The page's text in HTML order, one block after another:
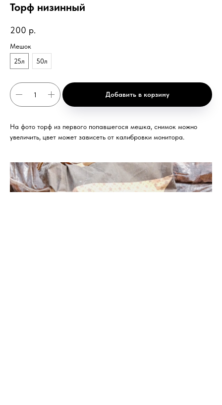
Торф низинный
200 р.
Мешок
25л
50л
Добавить в корзину
На фото торф из первого попавшегося мешка, снимок можно
увеличить, цвет может зависеть от калибровки монитора.